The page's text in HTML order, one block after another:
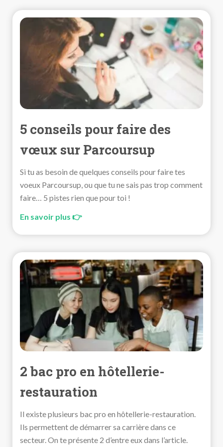
5 conseils pour faire des
vœux sur Parcoursup
Si tu as besoin de quelques conseils pour faire tes
voeux Parcoursup, ou que tu ne sais pas trop comment
faire… 5 pistes rien que pour toi !
En savoir plus 👉
2 bac pro en hôtellerie-
restauration
Il existe plusieurs bac pro en hôtellerie-restauration.
Ils permettent de démarrer sa carrière dans ce
secteur. On te présente 2 d’entre eux dans l’article.